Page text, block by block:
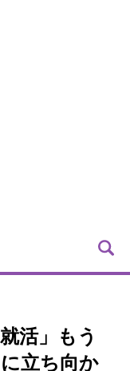
活」もう
立ち向か